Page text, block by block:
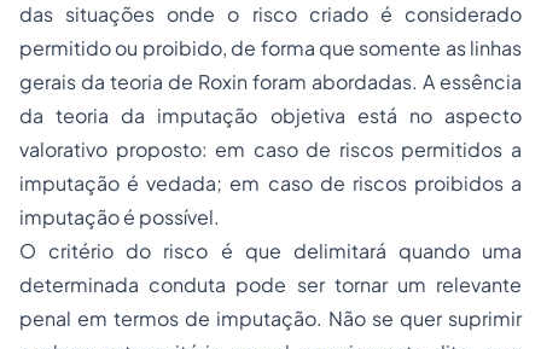
das situações onde o risco criado é considerado
permitido ou proibido, de forma que somente as linhas
gerais da teoria de Roxin foram abordadas. A essência
da teoria da imputação objetiva está no aspecto
valorativo proposto: em caso de riscos permitidos a
imputação é vedada; em caso de riscos proibidos a
imputação é possível.
O critério do risco é que delimitará quando uma
determinada conduta pode ser tornar um relevante
penal em termos de imputação. Não se quer suprimir